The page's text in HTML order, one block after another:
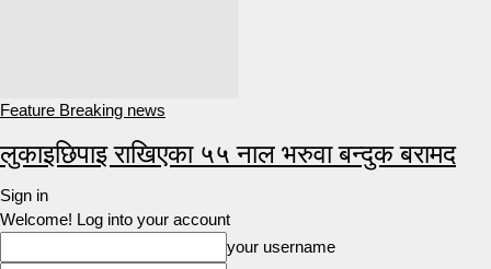
Feature Breaking news
लुकाइछिपाइ राखिएका ५५ नाल भरुवा बन्दुक बरामद
Sign in
Welcome! Log into your account
your username